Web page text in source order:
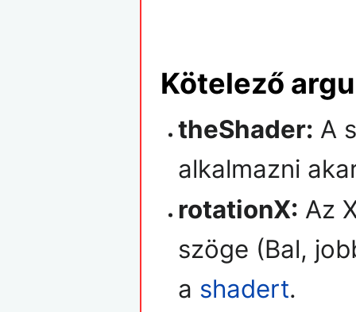
Kötelező
theShader: A
alkalmazni
rotationX: Az
szöge (Bal,
a shadert.